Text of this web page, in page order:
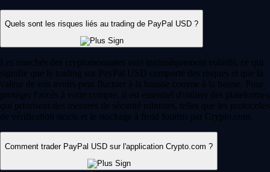
Quels sont les risques liés au trading de PayPal USD ?
Les marchés des cryptomonnaies sont intrinsèquement volatils, ce qui
signifie que le trading sur PayPal USD comporte des risques et que la
valeur de vos avoirs peut fluctuer à la hausse comme à la baisse. Pour
protéger l'accès à votre compte, il est essentiel d'utiliser des plateformes
qui priorisent des mesures de sécurité robustes, telles que les protocoles
de vérification stricts et le stockage à froid fournis par Crypto.com.
Comment trader PayPal USD sur l'application Crypto.com ?